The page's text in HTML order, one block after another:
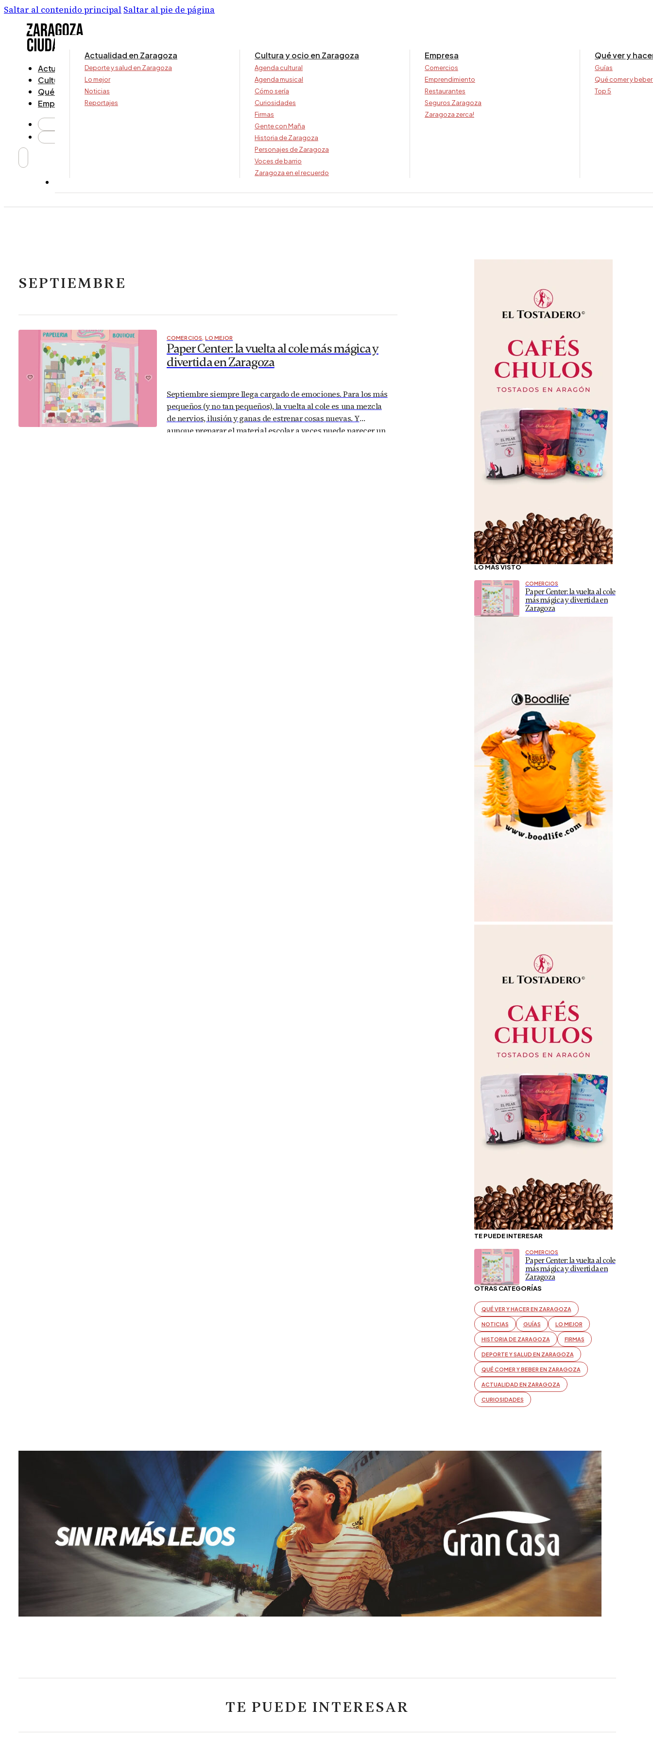
Saltar al contenido principal Saltar al pie de página
Actualidad
Cultura y ocio
Qué ver y hacer
Empresa
Actualidad en Zaragoza
Deporte y salud en Zaragoza
Lo mejor
Noticias
Reportajes
Cultura y ocio en Zaragoza
Agenda cultural
Agenda musical
Cómo sería
Curiosidades
Firmas
Gente con Maña
Historia de Zaragoza
Personajes de Zaragoza
Voces de barrio
Zaragoza en el recuerdo
Empresa
Comercios
Emprendimiento
Restaurantes
Seguros Zaragoza
Zaragoza zerca!
Qué ver y
Guías
Qué comer y
Top 5
SEPTIEMBRE
COMERCIOS, LO MEJOR
Paper Center: la vuelta al cole más mágica y
divertida en Zaragoza
Septiembre siempre llega cargado de emociones. Para los más
pequeños (y no tan pequeños), la vuelta al cole es una mezcla
de nervios, ilusión y ganas de estrenar cosas nuevas. Y
aunque preparar el material escolar a veces puede parecer un
LO MÁS VISTO
COMERCIOS
Paper Center: la vuelta al cole
más mágica y divertida en
Zaragoza
TE PUEDE INTERESAR
COMERCIOS
Paper Center: la vuelta al cole
más mágica y divertida en
Zaragoza
OTRAS CATEGORÍAS
QUÉ VER Y HACER EN ZARAGOZA
NOTICIAS GUÍAS LO MEJOR
HISTORIA DE ZARAGOZA FIRMAS
DEPORTE Y SALUD EN ZARAGOZA
QUÉ COMER Y BEBER EN ZARAGOZA
ACTUALIDAD EN ZARAGOZA
CURIOSIDADES
TE PUEDE INTERESAR